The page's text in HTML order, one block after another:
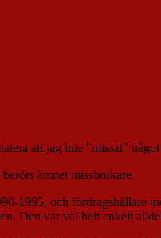
att jag inte "missat"
berörs ämnet missbrukare.
1995, och fördragshållare
Den var väl helt enkelt